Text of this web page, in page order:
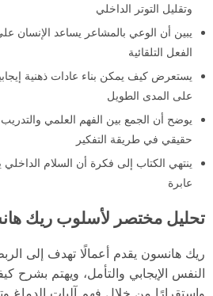
وتقليل التوتر الداخلي
يبين أن الوعي بالمشاعر يساعد الإنسان
الفعل التلقائية
يستعرض كيف يمكن بناء عادات ذهنية
على المدى الطويل
يوضح أن الجمع بين الفهم العلمي والتدريب
حقيقي في طريقة التفكير
ينتهي الكتاب إلى فكرة أن السلام
عابرة
تحليل مختصر لأسلوب ريك
ريك هانسون يقدم أعمالًا تهدف إلى
النفس الإيجابي والتأمل، ويهتم بشرح
واستقرارًا من خلال فهم آليات الدماغ